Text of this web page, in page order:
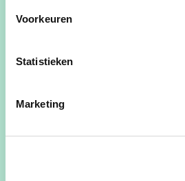
Voorkeuren
Statistieken
Marketing
te storten op
rekeningnummer BE58
van cdenv Kinrooi en dit
2026 met vermelding